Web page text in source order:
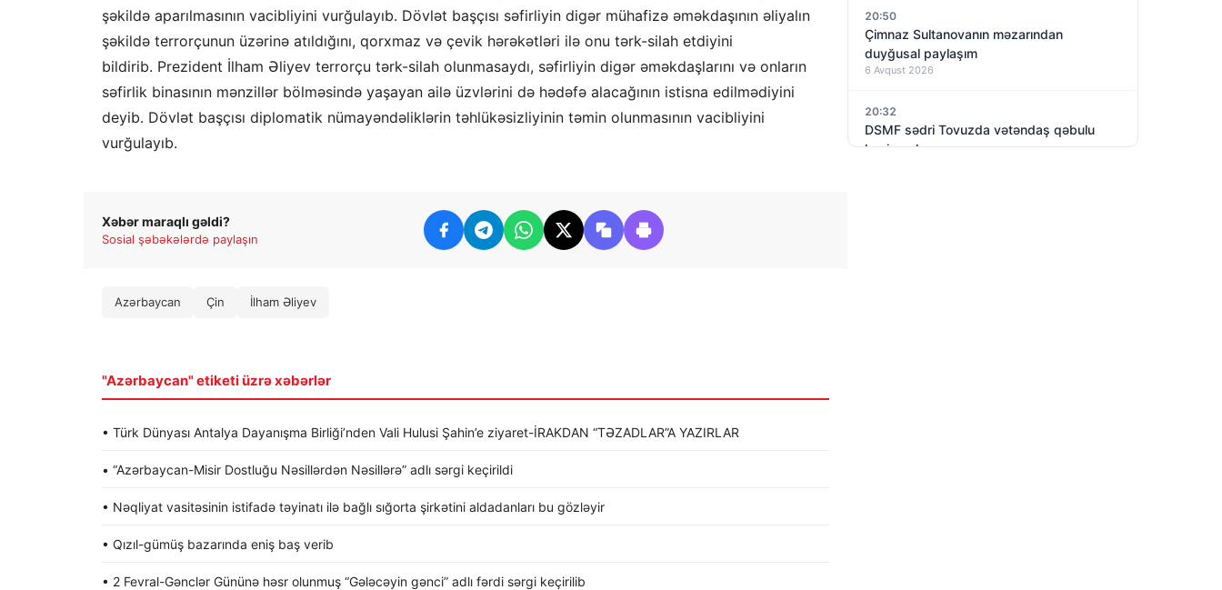
şəkildə aparılmasının vacibliyini vurğulayıb. Dövlət başçısı səfirliyin digər mühafizə əməkdaşının əliyalın
şəkildə terrorçunun üzərinə atıldığını, qorxmaz və çevik hərəkətləri ilə onu tərk-silah etdiyini
bildirib. Prezident İlham Əliyev terrorçu tərk-silah olunmasaydı, səfirliyin digər əməkdaşlarını və onların
səfirlik binasının mənzillər bölməsində yaşayan ailə üzvlərini də hədəfə alacağının istisna edilmədiyini
deyib. Dövlət başçısı diplomatik nümayəndəliklərin təhlükəsizliyinin təmin olunmasının vacibliyini
vurğulayıb.
Xəbər maraqlı gəldi?
Sosial şəbəkələrdə paylaşın
Azərbaycan Çin İlham Əliyev
"Azərbaycan" etiketi üzrə xəbərlər
• Türk Dünyası Antalya Dayanışma Birliği’nden Vali Hulusi Şahin’e ziyaret-İRAKDAN “TƏZADLAR”A YAZIRLAR
• “Azərbaycan-Misir Dostluğu Nəsillərdən Nəsillərə” adlı sərgi keçirildi
• Nəqliyat vasitəsinin istifadə təyinatı ilə bağlı sığorta şirkətini aldadanları bu gözləyir
• Qızıl-gümüş bazarında eniş baş verib
• 2 Fevral-Gənclər Gününə həsr olunmuş “Gələcəyin gənci” adlı fərdi sərgi keçirilib
20:50
Çimnaz Sultanovanın məzarından
duyğusal paylaşım
6 Avqust 2026
20:32
DSMF sədri Tovuzda vətəndaş qəbulu
keçirəcək